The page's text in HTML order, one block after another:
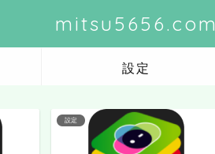
mitsu5656.com
設定
設定